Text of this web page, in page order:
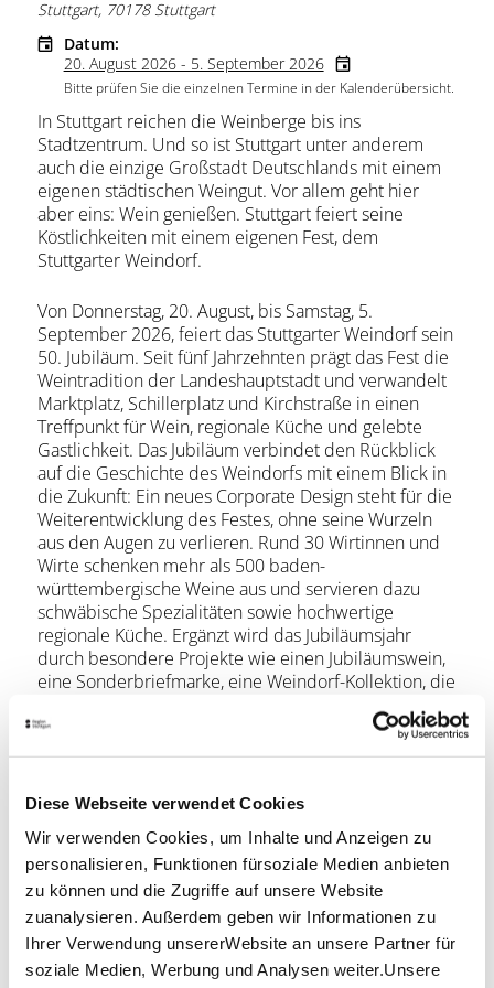
Diese Webseite verwendet Cookies
Wir verwenden Cookies, um Inhalte und Anzeigen zu
personalisieren, Funktionen fürsoziale Medien anbieten
zu können und die Zugriffe auf unsere Website
zuanalysieren. Außerdem geben wir Informationen zu
Ihrer Verwendung unsererWebsite an unsere Partner für
soziale Medien, Werbung und Analysen weiter.Unsere
Stuttgart, 70178 Stuttgart
Datum:
20. August 2026 - 5. September 2026
Bitte prüfen Sie die einzelnen Termine in der Kalenderübersicht.
In Stuttgart reichen die Weinberge bis ins
Stadtzentrum. Und so ist Stuttgart unter anderem
auch die einzige Großstadt Deutschlands mit einem
eigenen städtischen Weingut. Vor allem geht hier
aber eins: Wein genießen. Stuttgart feiert seine
Köstlichkeiten mit einem eigenen Fest, dem
Stuttgarter Weindorf.
Von Donnerstag, 20. August, bis Samstag, 5.
September 2026, feiert das Stuttgarter Weindorf sein
50. Jubiläum. Seit fünf Jahrzehnten prägt das Fest die
Weintradition der Landeshauptstadt und verwandelt
Marktplatz, Schillerplatz und Kirchstraße in einen
Treffpunkt für Wein, regionale Küche und gelebte
Gastlichkeit. Das Jubiläum verbindet den Rückblick
auf die Geschichte des Weindorfs mit einem Blick in
die Zukunft: Ein neues Corporate Design steht für die
Weiterentwicklung des Festes, ohne seine Wurzeln
aus den Augen zu verlieren. Rund 30 Wirtinnen und
Wirte schenken mehr als 500 baden-
württembergische Weine aus und servieren dazu
schwäbische Spezialitäten sowie hochwertige
regionale Küche. Ergänzt wird das Jubiläumsjahr
durch besondere Projekte wie einen Jubiläumswein,
eine Sonderbriefmarke, eine Weindorf-Kollektion, die
„echt regional“-BW-Bank-Laube und Konzerte im
Alten Schloss. Traditionelle Höhepunkte wie die
Eröffnungsfeier, das Traubenpressen und die
Weindorfs.
Weitere Informationen: Instagram/ Facebook
Lage & Kontakt
Stuttgart
70178 Stuttgart